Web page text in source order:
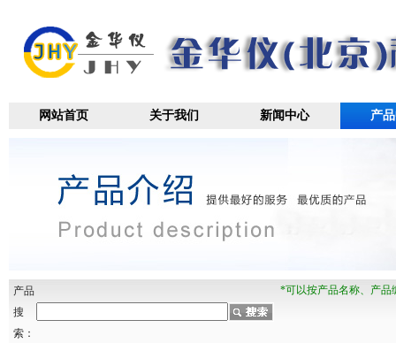
网站首页 关于我们 新闻中心 产
产品
搜
索：
*可以按产品名称、产品